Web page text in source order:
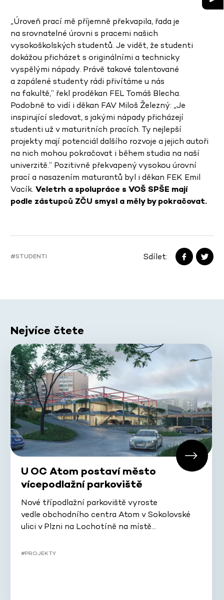
„Úroveň prací mě příjemně překvapila, řada je
na srovnatelné úrovni s pracemi našich
vysokoškolských studentů. Je vidět, že studenti
dokážou přicházet s originálními a technicky
vyspělými nápady. Právě takové talentované
a zapálené studenty rádi přivítáme u nás
na fakultě,“ řekl proděkan FEL Tomáš Blecha.
Podobně to vidí i děkan FAV Miloš Železný: „Je
inspirující sledovat, s jakými nápady přicházejí
studenti už v maturitních pracích. Ty nejlepší
projekty mají potenciál dalšího rozvoje a jejich autoři
na nich mohou pokračovat i během studia na naší
univerzitě.“ Pozitivně překvapený vysokou úrovní
prací a nasazením maturantů byl i děkan FEK Emil
Vacík. Veletrh a spolupráce s VOŠ SPŠE mají
podle zástupců ZČU smysl a měly by pokračovat.
#STUDENTI Sdílet:
Nejvíce čtete
U OC Atom postaví město
vícepodlažní parkoviště
Nové třípodlažní parkoviště vyroste
vedle obchodního centra Atom v Sokolovské
ulici v Plzni na Lochotíně na místě…
#PROJEKTY